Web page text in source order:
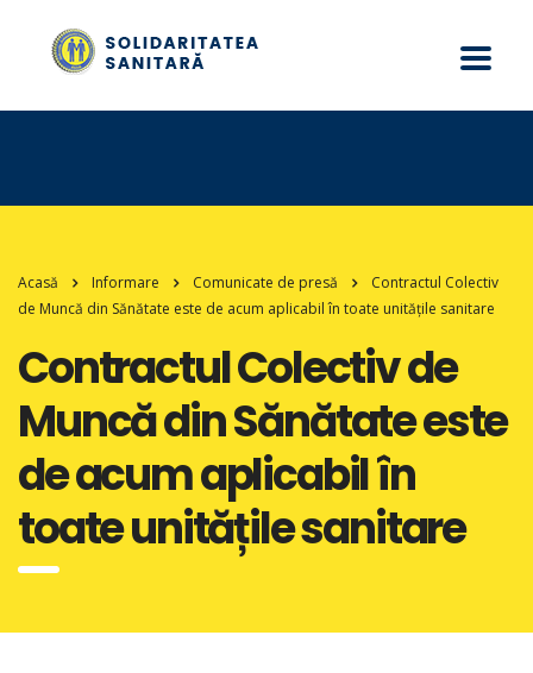
Acasă Informare Comunicate de presă
Contractul Colectiv
de Muncă din Sănătate este de acum aplicabil în toate unitățile sanitare
Contractul Colectiv de
Muncă din Sănătate este
de acum aplicabil în
toate unitățile sanitare